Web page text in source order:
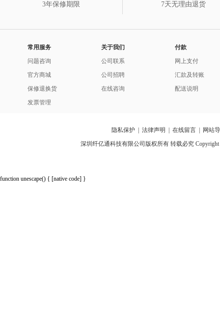
3年保修期限 7天无理由退货
常用服务
问题咨询
官方商城
保修退换货
发票管理
关于我们
公司联系
公司招聘
在线咨询
付款
网上支付
汇款及转账
配送说明
隐私保护 法律声明 在线留言
网站
深圳纤亿通科技有限公司版权所有 转载必究
function unescape() { [native code] }